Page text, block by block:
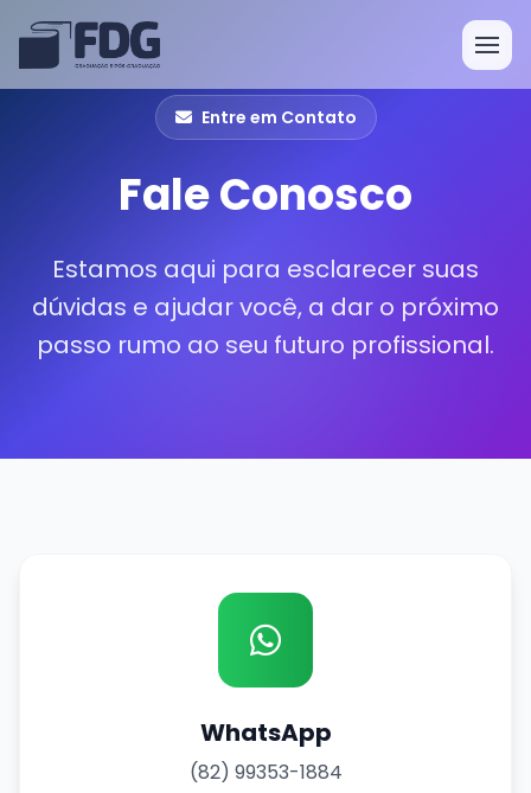
Entre em Contato
Fale Conosco
Estamos aqui para esclarecer suas
dúvidas e ajudar você, a dar o próximo
passo rumo ao seu futuro profissional.
WhatsApp
(82) 99353-1884